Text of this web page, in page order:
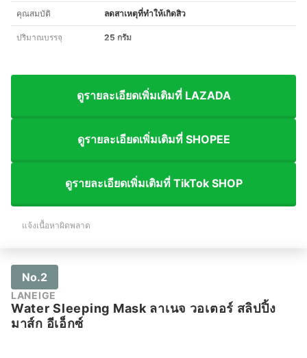
คุณสมบัติ ลดสาเหตุที่ทำให้เกิดสิว
ปริมาณบรรจุ 25 กรัม
ดูรายละเอียดเพิ่มเติมที่ LAZADA
ดูรายละเอียดเพิ่มเติมที่ SHOPEE
ดูรายละเอียดเพิ่มเติมที่ TikTok SHOP
แจ้งเนื้อหาผิดพลาด
No.2
LANEIGE
Water Sleeping Mask ลาเนจ วอเตอร์ สลิปปิ้ง
มาส์ก อีเอ็กซ์